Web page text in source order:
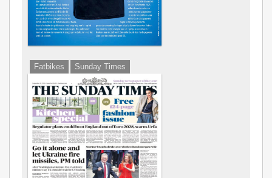
Fatbikes Sunday Times